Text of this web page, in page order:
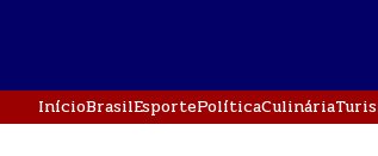
InícioBrasilEsportePolíticaCulinária